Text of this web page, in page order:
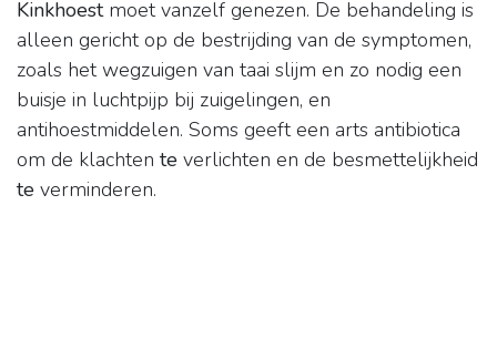
Kinkhoestmoet vanzelf genezen. De behandeling is
alleen gericht op de bestrijding van de symptomen,
zoals het wegzuigen van taai slijm en zo nodig een
buisje in luchtpijp bij zuigelingen, en
antihoestmiddelen. Soms geeft een arts antibiotica
om de klachten te verlichten en de besmettelijkheid
te verminderen.